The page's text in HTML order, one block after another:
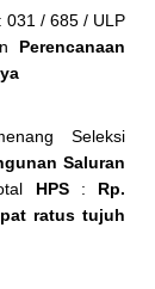
031 / 685 / ULP
Perencanaan
Seleksi
Saluran
HPS : Rp.
ratus tujuh